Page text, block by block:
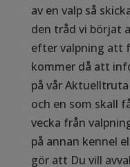
av en valp så
den tråd vi börjat
efter valpning att
kommer då att
på vår
och en som skall
vecka från
på annan kennel
gör att Du vill